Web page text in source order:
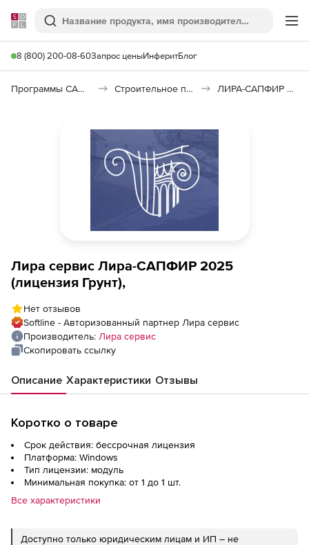
Softline
Поиск
8 (800) 200-08-60Запрос ценыИнферитБлог
Программы САПР и ГИС Строительное программное обеспечение ЛИРА-САПФИР 2025 (ЛИРА-САПР)
Лира сервис Лира-САПФИР 2025
(лицензия Грунт),
Нет отзывов
Softline - Авторизованный партнер Лира сервис
Производитель: Лира сервис
Скопировать ссылку
Описание Характеристики Отзывы
Коротко о товаре
Срок действия: бессрочная лицензия
Платформа: Windows
Тип лицензии: модуль
Минимальная покупка: от 1 до 1 шт.
Все характеристики
Доступно только юридическим лицам и ИП – не